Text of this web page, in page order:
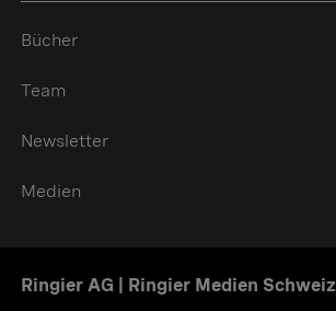
Bücher
Team
Newsletter
Medien
Ringier AG | Ringier Medien Schweiz